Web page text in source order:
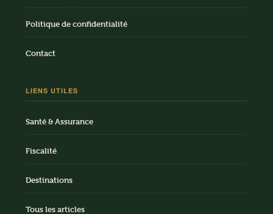
Politique de confidentialité
Contact
LIENS UTILES
Santé & Assurance
Fiscalité
Destinations
Tous les articles